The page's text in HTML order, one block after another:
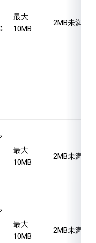
最大
10MB
2MB未満
最大
10MB
2MB未満
最大
10MB
2MB未満